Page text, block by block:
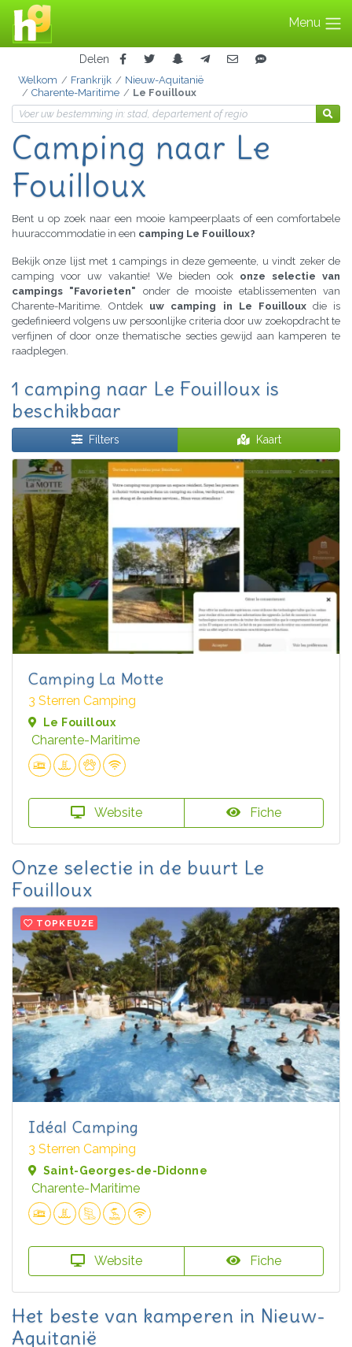
Menu
Delen
Welkom Frankrijk
Nieuw-Aquitanië
Charente-Maritime
Le Fouilloux
Camping naar Le
Fouilloux
Bent u op zoek naar een mooie kampeerplaats of een comfortabele
huuraccommodatie in een camping Le Fouilloux?
Bekijk onze lijst met 1 campings in deze gemeente, u vindt zeker de
camping voor uw vakantie! We bieden ook onze selectie van
campings "Favorieten" onder de mooiste etablissementen van
Charente-Maritime. Ontdek uw camping in Le Fouillouxdie is
gedefinieerd volgens uw persoonlijke criteria door uw zoekopdracht te
verfijnen of door onze thematische secties gewijd aan kamperen te
raadplegen.
1 camping naar Le Fouilloux is
beschikbaar
Filters Kaart
Camping La Motte
3 Sterren Camping
Le Fouilloux
Charente-Maritime
Website Fiche
Onze selectie in de buurt Le
Fouilloux
TOPKEUZE
Idéal Camping
3 Sterren Camping
Saint-Georges-de-Didonne
Charente-Maritime
Website Fiche
Het beste van kamperen in Nieuw-
Aquitanië